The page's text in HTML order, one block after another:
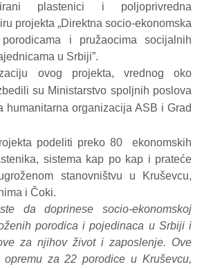
plastenici i poljoprivredna
projekta „Direktna socio-ekonomska
i pružaocima socijalnih
u Srbiji”.
ovog projekta, vrednog oko
su Ministarstvo spoljnih poslova
humanitarna organizacija ASB i Grad
podeliti preko 80
ekonomskih
sistema kap po kap i prateće
stanovništvu u Kruševcu,
i Čoki.
da doprinese socio-ekonomskoj
porodica i pojedinaca u Srbiji i
za njihov život i zaposlenje. Ove
opremu za 22 porodice u Kruševcu,